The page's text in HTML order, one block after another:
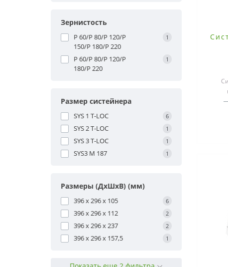
Зернистость
P 60/P 80/P 120/P
150/P 180/P 220
1
P 60/P 80/P 120/P
180/P 220
1
Размер систейнера
SYS 1 T-LOC 6
SYS 2 T-LOC 1
SYS 3 T-LOC 1
SYS3 M 187 1
Размеры (ДxШxВ) (мм)
396 x 296 x 105 6
396 x 296 x 112 2
396 x 296 x 237 2
396 x 296 x 157,5 1